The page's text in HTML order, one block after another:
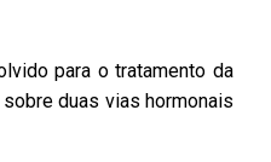
para o tratamento da
duas vias hormonais